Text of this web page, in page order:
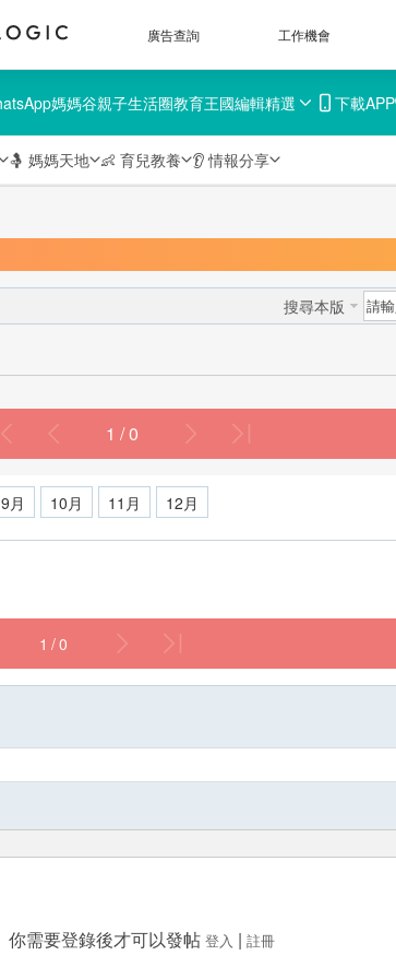
廣告查詢 工作機會
媽媽谷親子生活圈教育王國編輯精選 下載APP
🤱 媽媽天地 👶 育兒教養 👂 情報分享
搜尋本版
1 / 0
9月 10月 11月 12月
1 / 0
你需要登錄後才可以發帖 登入 | 註冊